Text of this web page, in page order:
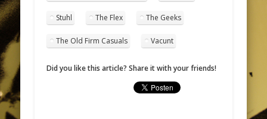
Stuhl The Flex The Geeks
The Old Firm Casuals Vacunt
Did you like this article? Share it with your friends!